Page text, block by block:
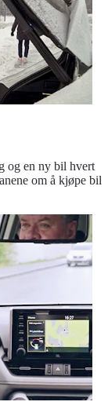
og en ny bil hvert
om å kjøpe bil